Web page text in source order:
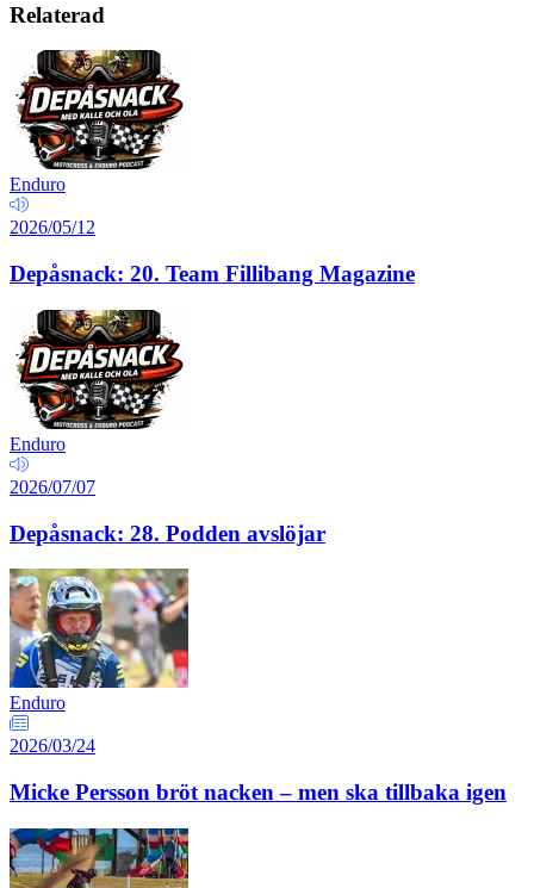
Relaterad
Enduro
2026/05/12
Depåsnack: 20. Team Fillibang Magazine
Enduro
2026/07/07
Depåsnack: 28. Podden avslöjar
Enduro
2026/03/24
Micke Persson bröt nacken – men ska tillbaka igen